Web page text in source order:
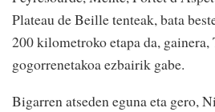
Plateau de Beille tenteak, bata
200 kilometroko etapa da, gainera,
gogorrenetakoa ezbairik gabe.
Bigarren atseden eguna eta gero,